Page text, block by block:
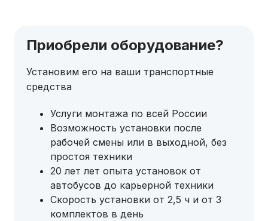
Приобрели оборудование?
Установим его на ваши транспортные
средства
Услуги монтажа по всей России
Возможность установки после
рабочей смены или в выходной, без
простоя техники
20 лет лет опыта установок от
автобусов до карьерной техники
Скорость установки от 2,5 ч и от 3
комплектов в день